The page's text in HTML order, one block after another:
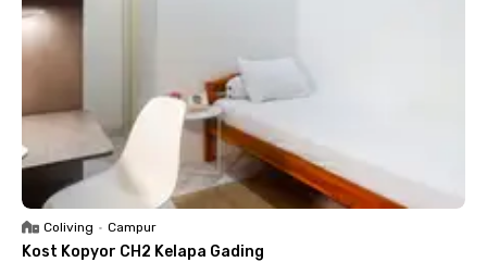
Coliving • Campur
Kost Kopyor CH2 Kelapa Gading